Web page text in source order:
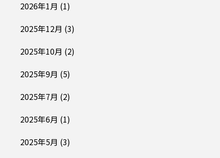
2026年1月 (1)
2025年12月 (3)
2025年10月 (2)
2025年9月 (5)
2025年7月 (2)
2025年6月 (1)
2025年5月 (3)